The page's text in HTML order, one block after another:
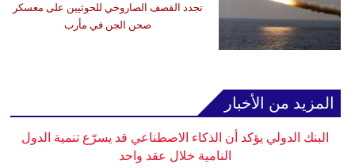
تجدد القصف الصاروخي للحوثيين على معسكر
صحن الجن في مأرب
المزيد من الأخبار
البنك الدولي يؤكد أن الذكاء الاصطناعي قد يسرّع تنمية الدول
النامية خلال عقد واحد